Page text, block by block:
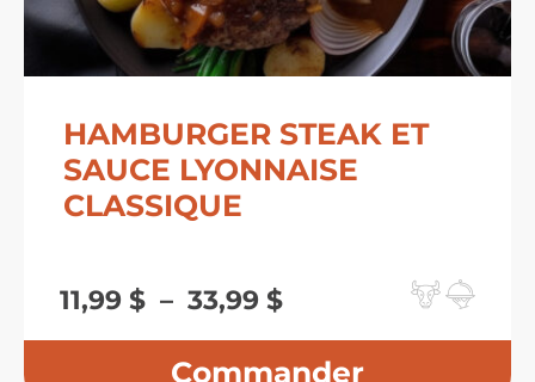
HAMBURGER STEAK ET
SAUCE LYONNAISE
CLASSIQUE
11,99 $ – 33,99 $Plage
de